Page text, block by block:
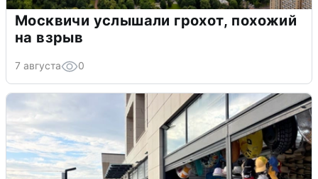
Москвичи услышали грохот, похожий
на взрыв
7 августа 0